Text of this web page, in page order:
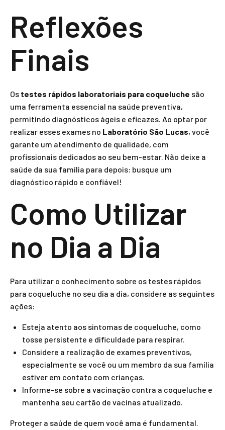
Reflexões
Finais
Os testes rápidos laboratoriais para coqueluche são
uma ferramenta essencial na saúde preventiva,
permitindo diagnósticos ágeis e eficazes. Ao optar por
realizar esses exames no Laboratório São Lucas, você
garante um atendimento de qualidade, com
profissionais dedicados ao seu bem-estar. Não deixe a
saúde da sua família para depois: busque um
diagnóstico rápido e confiável!
Como Utilizar
no Dia a Dia
Para utilizar o conhecimento sobre os testes rápidos
para coqueluche no seu dia a dia, considere as seguintes
ações:
Esteja atento aos sintomas de coqueluche, como
tosse persistente e dificuldade para respirar.
Considere a realização de exames preventivos,
especialmente se você ou um membro da sua família
estiver em contato com crianças.
Informe-se sobre a vacinação contra a coqueluche e
mantenha seu cartão de vacinas atualizado.
Proteger a saúde de quem você ama é fundamental.